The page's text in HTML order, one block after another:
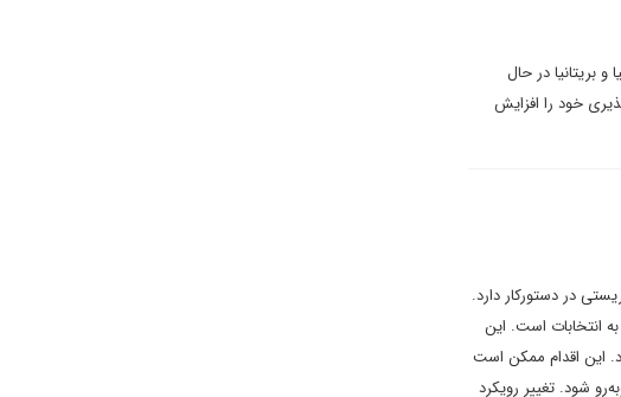
بریتانیا در حال
خود را افزایش
در دستورکار دارد.
انتخابات است. این
این اقدام ممکن است
شود. تغییر رویکرد